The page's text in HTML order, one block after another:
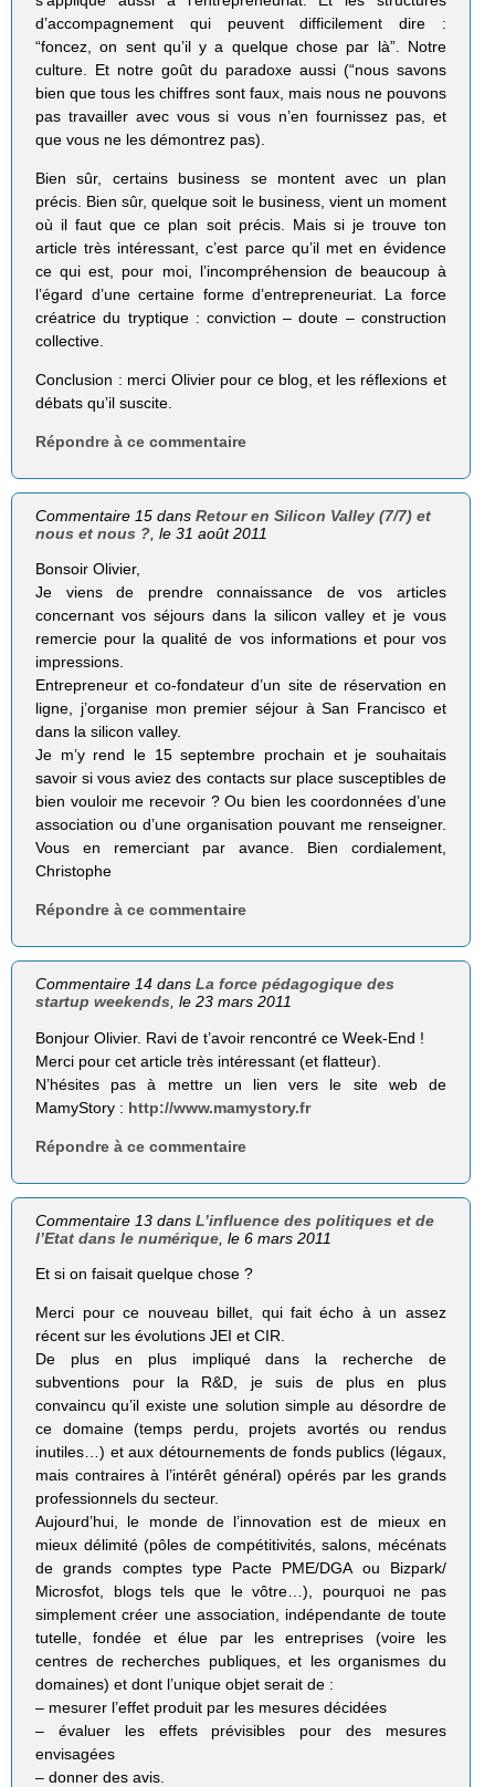
d’accompagnement qui peuvent difficilement dire :
“foncez, on sent qu’il y a quelque chose par là”. Notre
culture. Et notre goût du paradoxe aussi (“nous savons
bien que tous les chiffres sont faux, mais nous ne pouvons
pas travailler avec vous si vous n’en fournissez pas, et
que vous ne les démontrez pas).
Bien sûr, certains business se montent avec un plan
précis. Bien sûr, quelque soit le business, vient un moment
où il faut que ce plan soit précis. Mais si je trouve ton
article très intéressant, c’est parce qu’il met en évidence
ce qui est, pour moi, l’incompréhension de beaucoup à
l’égard d’une certaine forme d’entrepreneuriat. La force
créatrice du tryptique : conviction – doute – construction
collective.
Conclusion : merci Olivier pour ce blog, et les réflexions et
débats qu’il suscite.
Répondre à ce commentaire
Commentaire 15 dansRetour en Silicon Valley (7/7) et
nous et nous ?, le 31 août 2011
Bonsoir Olivier,
Je viens de prendre connaissance de vos articles
concernant vos séjours dans la silicon valley et je vous
remercie pour la qualité de vos informations et pour vos
impressions.
Entrepreneur et co-fondateur d’un site de réservation en
ligne, j’organise mon premier séjour à San Francisco et
dans la silicon valley.
Je m’y rend le 15 septembre prochain et je souhaitais
savoir si vous aviez des contacts sur place susceptibles de
bien vouloir me recevoir ? Ou bien les coordonnées d’une
association ou d’une organisation pouvant me renseigner.
Vous en remerciant par avance. Bien cordialement,
Christophe
Répondre à ce commentaire
Commentaire 14 dansLa force pédagogique des
startup weekends, le 23 mars 2011
Bonjour Olivier. Ravi de t’avoir rencontré ce Week-End !
Merci pour cet article très intéressant (et flatteur).
N’hésites pas à mettre un lien vers le site web de
MamyStory : http://www.mamystory.fr
Répondre à ce commentaire
Commentaire 13 dansL’influence des politiques et de
l’Etat dans le numérique , le 6 mars 2011
Et si on faisait quelque chose ?
Merci pour ce nouveau billet, qui fait écho à un assez
récent sur les évolutions JEI et CIR.
De plus en plus impliqué dans la recherche de
subventions pour la R&D, je suis de plus en plus
convaincu qu’il existe une solution simple au désordre de
ce domaine (temps perdu, projets avortés ou rendus
inutiles…) et aux détournements de fonds publics (légaux,
mais contraires à l’intérêt général) opérés par les grands
professionnels du secteur.
Aujourd’hui, le monde de l’innovation est de mieux en
mieux délimité (pôles de compétitivités, salons, mécénats
de grands comptes type Pacte PME/DGA ou Bizpark/
Microsfot, blogs tels que le vôtre…), pourquoi ne pas
simplement créer une association, indépendante de toute
tutelle, fondée et élue par les entreprises (voire les
centres de recherches publiques, et les organismes du
domaines) et dont l’unique objet serait de :
– mesurer l’effet produit par les mesures décidées
– évaluer les effets prévisibles pour des mesures
envisagées
– donner des avis.